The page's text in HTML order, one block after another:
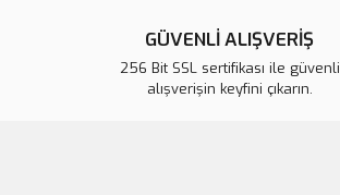
GÜVENLİ ALIŞVERİŞ
256 Bit SSL sertifikası ile güvenli
alışverişin keyfini çıkarın.